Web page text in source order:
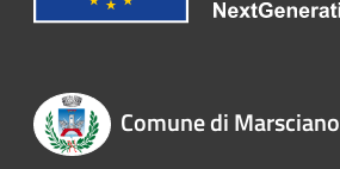
Comune di Marsciano